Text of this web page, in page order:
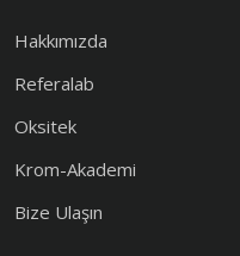
Hakkımızda
Referalab
Oksitek
Krom-Akademi
Bize Ulaşın